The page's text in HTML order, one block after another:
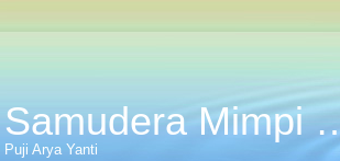
Samudera Mimpi
Puji Arya Yanti